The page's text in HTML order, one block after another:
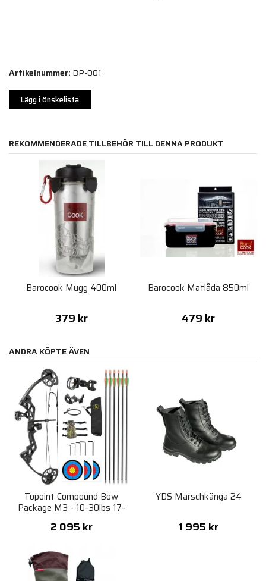
Artikelnummer: BP-001
Lägg i önskelista
REKOMMENDERADE TILLBEHÖR TILL DENNA PRODUKT
Barocook Mugg 400ml
379 kr
Barocook Matlåda 850ml
479 kr
ANDRA KÖPTE ÄVEN
Topoint Compound Bow
Package M3 - 10-30lbs 17-
27" RH
2 095 kr
YDS Marschkänga 24
1 995 kr